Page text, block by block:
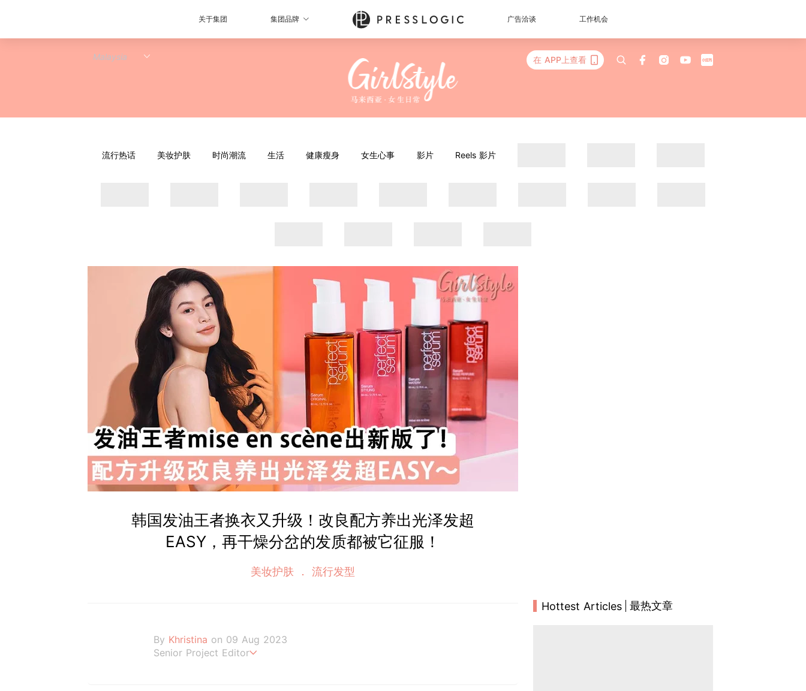
关于集团 集团品牌 广告洽谈 工作机会
在 APP上查看
流行热话 美妆护肤 时尚潮流 生活 健康瘦身 女生心事 影片 Reels 影片
韩国发油王者换衣又升级！改良配方养出光泽发超
EASY，再干燥分岔的发质都被它征服！
美妆护肤 流行发型
By Khristina on 09 Aug 2023
Senior Project Editor
Hottest Articles 最热文章